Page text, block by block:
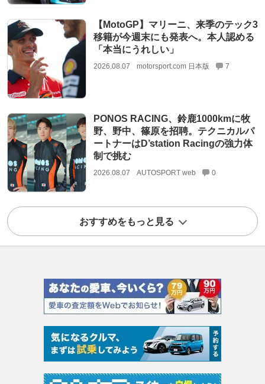
【MotoGP】マリーニ、来季のテック3
移籍が今週末にも発表へ。本人認める
「本当にうれしい」
2026.08.07 motorsport.com 日本版 7
PONOS RACING、鈴鹿1000kmに牧
野、野中、篠原を招聘。テクニカルパ
ートナーはD’station Racingの強力体
制で挑む
2026.08.07 AUTOSPORT web 0
おすすめをもっと見る